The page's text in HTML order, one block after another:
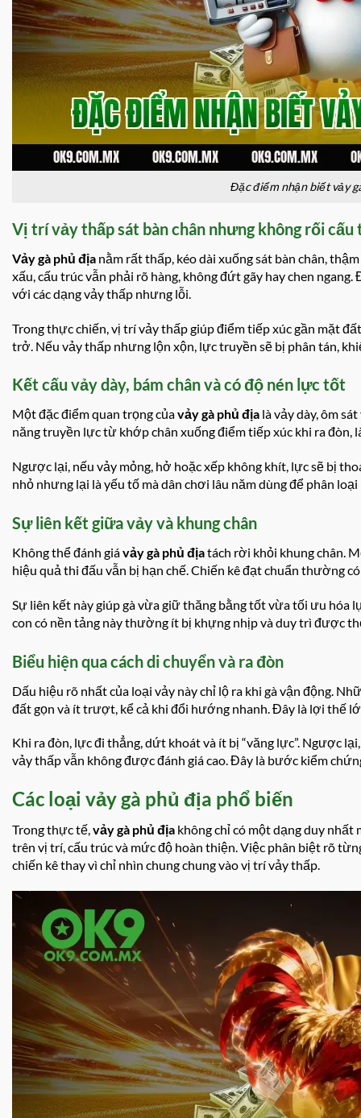
Đặc điểm nhận biết vảy
Vị trí vảy thấp sát bàn chân nhưng không rối cấu
Vảy gà phủ địa nằm rất thấp, kéo dài xuống sát bàn chân,
xấu, cấu trúc vẫn phải rõ hàng, không đứt gãy hay chen
với các dạng vảy thấp nhưng lỗi.
Trong thực chiến, vị trí vảy thấp giúp điểm tiếp xúc gần mặt
trở. Nếu vảy thấp nhưng lộn xộn, lực truyền sẽ bị phân tán,
Kết cấu vảy dày, bám chân và có độ nén lực tốt
Một đặc điểm quan trọng củavảy gà phủ địa là vảy dày, ôm
năng truyền lực từ khớp chân xuống điểm tiếp xúc khi ra đòn,
Ngược lại, nếu vảy mỏng, hở hoặc xếp không khít, lực sẽ bị
nhỏ nhưng lại là yếu tố mà dân chơi lâu năm dùng để phân
Sự liên kết giữa vảy và khung chân
Không thể đánh giávảy gà phủ địatách rời khỏi khung chân.
hiệu quả thi đấu vẫn bị hạn chế. Chiến kê đạt chuẩn thường
Sự liên kết này giúp gà vừa giữ thăng bằng tốt vừa tối ưu hóa
con có nền tảng này thường ít bị khựng nhịp và duy trì được
Biểu hiện qua cách di chuyển và ra đòn
Dấu hiệu rõ nhất của loại vảy này chỉ lộ ra khi gà vận động.
đất gọn và ít trượt, kể cả khi đổi hướng nhanh. Đây là lợi thế
Khi ra đòn, lực đi thẳng, dứt khoát và ít bị “văng lực”. Ngược
vảy thấp vẫn không được đánh giá cao. Đây là bước kiểm
Các loại vảy gà phủ địa phổ biến
Trong thực tế,vảy gà phủ địa không chỉ có một dạng duy
trên vị trí, cấu trúc và mức độ hoàn thiện. Việc phân biệt rõ
chiến kê thay vì chỉ nhìn chung chung vào vị trí vảy thấp.